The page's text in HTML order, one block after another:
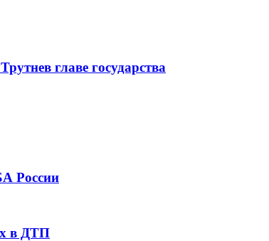
главе государства
России
в ДТП